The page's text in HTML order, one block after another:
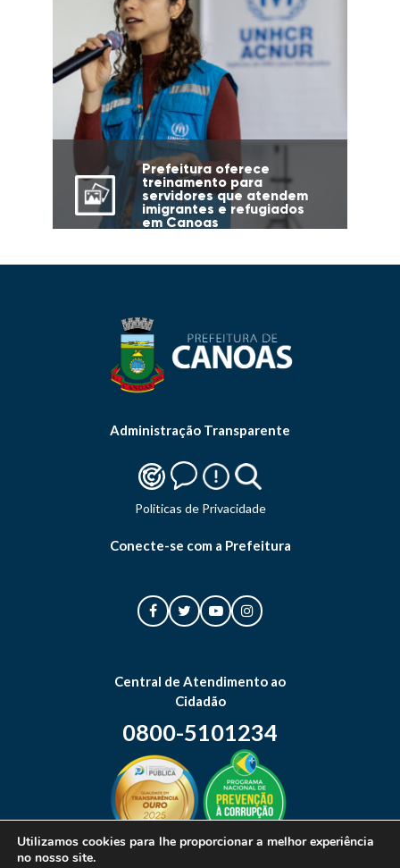
Prefeitura oferece
treinamento para
servidores que atendem
imigrantes e refugiados
em Canoas
Administração Transparente
Politicas de Privacidade
Conecte-se com a Prefeitura
Central de Atendimento ao
Cidadão
0800-5101234
Utilizamos cookies para lhe proporcionar a melhor experiência
no nosso site.